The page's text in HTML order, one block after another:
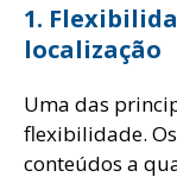
1.
localização
Uma das
flexibilidade.
conteúdos a